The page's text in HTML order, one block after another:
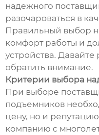
надежного
разочароваться в
Правильный выбор
комфорт работы и
устройства. Давайте
обратить внимание.
Критерии выбора
При выборе
подъемников
цену, но и
компанию с